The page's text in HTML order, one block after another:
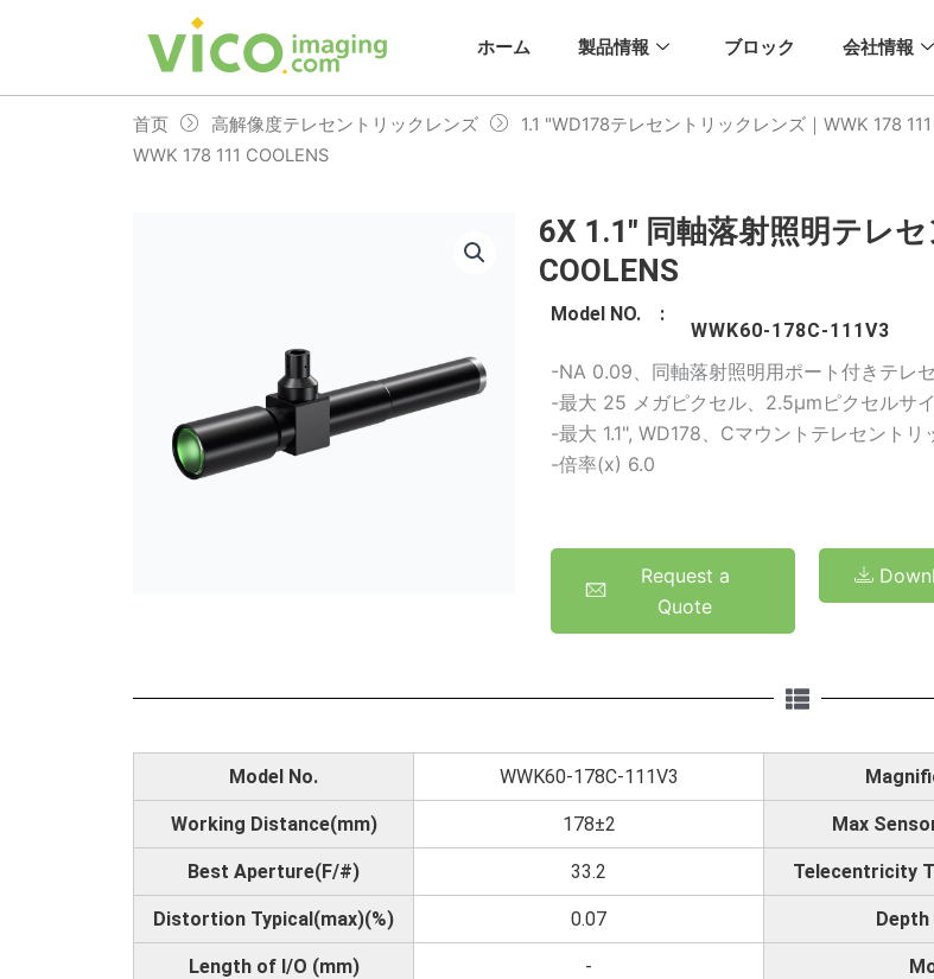
ホーム 製品情報 ブロック 会社情報
首页 高解像度テレセントリックレンズ 1.1 "WD178テレセントリックレンズ｜WWK 178
WWK 178 111 COOLENS
6X 1.1" 同軸落射照明テレ
COOLENS
Model NO. :
WWK60-178C-111V3
-NA 0.09、同軸落射照明用ポート付きテレ
-最大 25 メガピクセル、2.5μmピクセルサ
-最大 1.1", WD178、Cマウントテレセントリ
-倍率(x) 6.0
Request a
Quote
Model No. WWK60-178C-111V3
Working Distance(mm) 178±2 Max
Best Aperture(F/#) 33.2 Telecentricity
Distortion Typical(max)(%) 0.07
Length of I/O (mm) -